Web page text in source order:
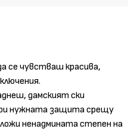
се чувстваш красива,
дамският ски
нужната защита срещу
ненадмината степен на